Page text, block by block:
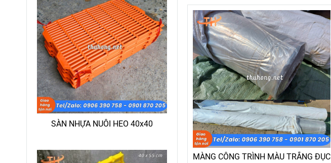
MÀNG CÔNG TRÌNH MÀU TRẮNG ĐỤC
SÀN NHỰA NUÔI HEO 40x40